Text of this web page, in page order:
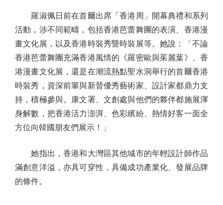
羅淑佩日前在首爾出席「香港周」開幕典禮和系列
活動，涉不同範疇，包括香港芭蕾舞團的表演、香港漫
畫文化展，以及香港時裝秀暨時裝展等。她說：「不論
香港芭蕾舞團充滿香港風情的《羅密歐與茱麗葉》、香
港漫畫文化展，還是在潮流熱點聖水洞舉行的首爾香港
時裝秀，資深前輩與新晉優秀藝術家、設計家都鼎力支
持，積極參與。康文署、文創處與他們的夥伴都施展渾
身解數，把香港活力澎湃、色彩繽紛、熱情好客一面全
方位向韓國朋友們展示！」
她指出，香港和大灣區其他城市的年輕設計師作品
滿創意洋溢，亦具可穿性，具備成功產業化、發展品牌
的條件。